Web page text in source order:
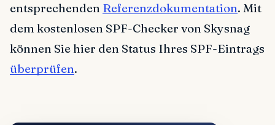
entsprechenden Referenzdokumentation. Mit
dem kostenlosen SPF-Checker von Skysnag
können Sie hier den Status Ihres SPF-Eintrags
überprüfen.